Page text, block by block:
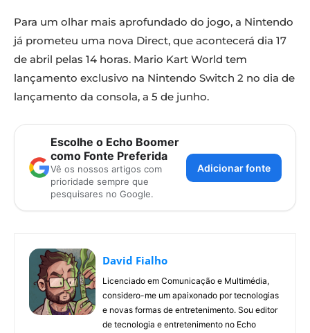
Para um olhar mais aprofundado do jogo, a Nintendo
já prometeu uma nova Direct, que acontecerá dia 17
de abril pelas 14 horas. Mario Kart World tem
lançamento exclusivo na Nintendo Switch 2 no dia de
lançamento da consola, a 5 de junho.
Escolhe o Echo Boomer
como Fonte Preferida
Vê os nossos artigos com
prioridade sempre que
pesquisares no Google.
Adicionar fonte
David Fialho
Licenciado em Comunicação e Multimédia,
considero-me um apaixonado por tecnologias
e novas formas de entretenimento. Sou editor
de tecnologia e entretenimento no Echo